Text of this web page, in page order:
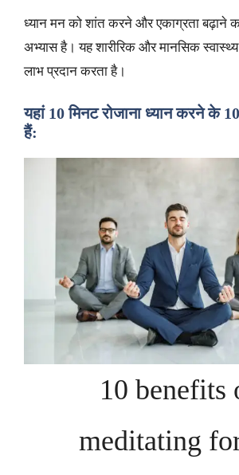
ध्यान मन को शांत करने और एकाग्रता बढ़ाने
अभ्यास है। यह शारीरिक और मानसिक
लाभ प्रदान करता है।
यहां 10 मिनट रोजाना ध्यान करने के
हैं:
10 benefits
meditating